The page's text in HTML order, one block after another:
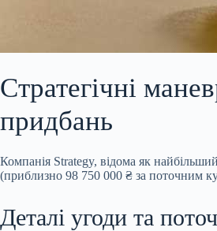
Стратегічні
придбань
Компанія Strategy, відома як
(приблизно 98 750 000 ₴ за поточним
Деталі угоди та